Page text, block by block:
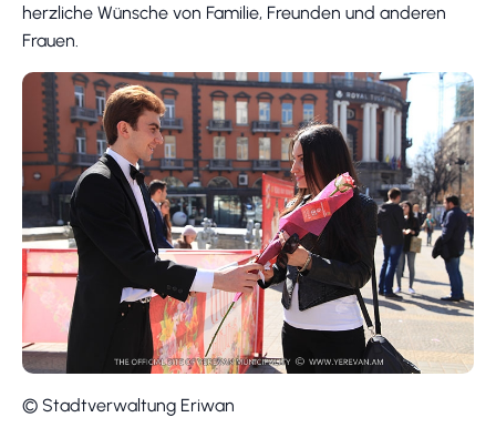
herzliche Wünsche von Familie, Freunden und anderen
Frauen.
© Stadtverwaltung Eriwan